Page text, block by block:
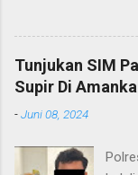
Heri
Tunjukan SIM
Supir Di
-Juni 08, 2024